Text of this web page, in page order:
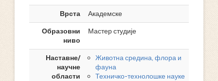
Врста
Академске
Образовни
ниво
Мастер студије
Наставне/
научне
области
Животна средина, флора и
фауна
Техничко-технолошке науке